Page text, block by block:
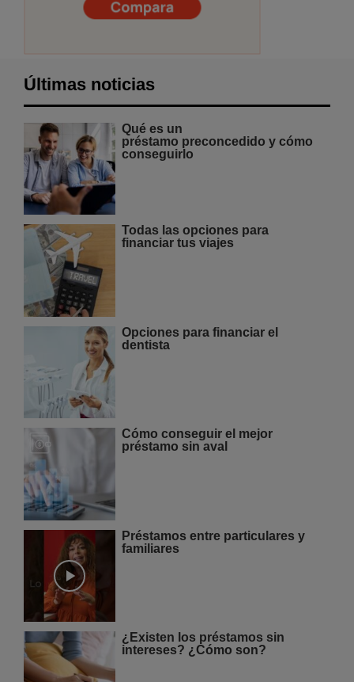
Últimas noticias
Qué es un
préstamo preconcedido y cómo
conseguirlo
Todas las opciones para
financiar tus viajes
Opciones para financiar el
dentista
Cómo conseguir el mejor
préstamo sin aval
Préstamos entre particulares y
familiares
¿Existen los préstamos sin
intereses? ¿Cómo son?